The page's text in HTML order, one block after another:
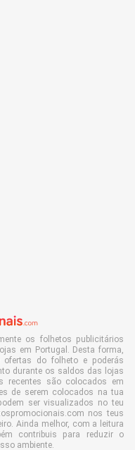
os folhetos publicitários
em Portugal. Desta forma,
do folheto e poderás
durante os saldos das lojas
recentes são colocados em
de serem colocados na tua
ser visualizados no teu
nos teus
Ainda melhor, com a leitura
contribuis para reduzir o
ambiente.